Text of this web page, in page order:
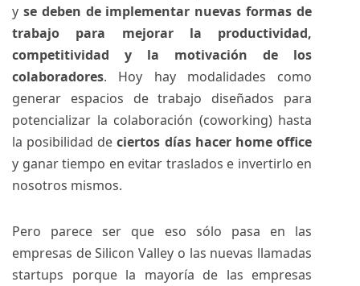
y se deben de implementar nuevas formas de
trabajo para mejorar la productividad,
competitividad y la motivación de los
colaboradores. Hoy hay modalidades como
generar espacios de trabajo diseñados para
potencializar la colaboración (coworking) hasta
la posibilidad deciertos días hacer home office
y ganar tiempo en evitar traslados e invertirlo en
nosotros mismos.
Pero parece ser que eso sólo pasa en las
empresas de Silicon Valley o las nuevas llamadas
startups porque la mayoría de las empresas